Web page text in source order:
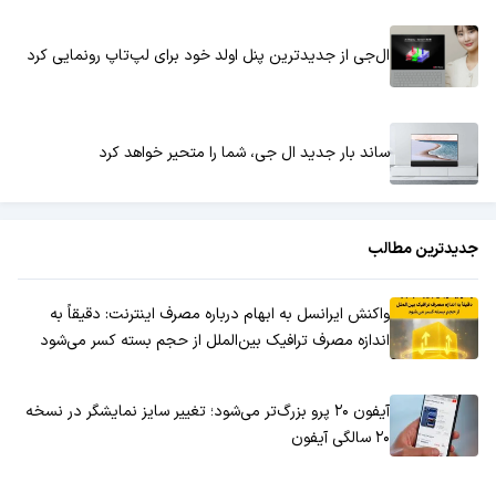
ال‌جی از جدیدترین پنل اولد خود برای لپ‌تاپ رونمایی کرد
ساند بار جدید ال جی، شما را متحیر خواهد کرد
جدیدترین مطالب
واکنش ایرانسل به ابهام درباره مصرف اینترنت: دقیقاً به
اندازه مصرف ترافیک بین‌الملل از حجم بسته کسر می‌شود
آیفون ۲۰ پرو بزرگ‌تر می‌شود؛ تغییر سایز نمایشگر در نسخه
۲۰ سالگی آیفون